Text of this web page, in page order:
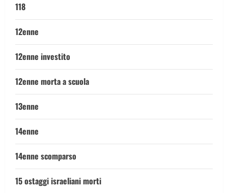
118
12enne
12enne investito
12enne morta a scuola
13enne
14enne
14enne scomparso
15 ostaggi israeliani morti